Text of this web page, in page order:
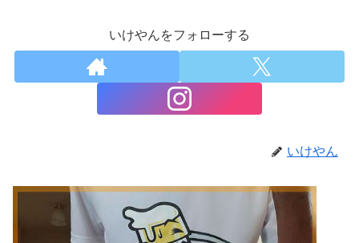
いけやんをフォローする
いけやん